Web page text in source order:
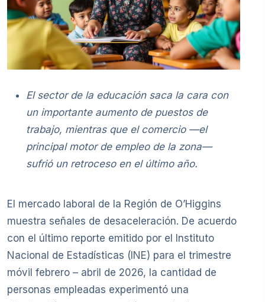
El sector de la educación saca la cara con
un importante aumento de puestos de
trabajo, mientras que el comercio —el
principal motor de empleo de la zona—
sufrió un retroceso en el último año.
El mercado laboral de la Región de O’Higgins
muestra señales de desaceleración. De acuerdo
con el último reporte emitido por el Instituto
Nacional de Estadísticas (INE) para el trimestre
móvil febrero – abril de 2026, la cantidad de
personas empleadas experimentó una